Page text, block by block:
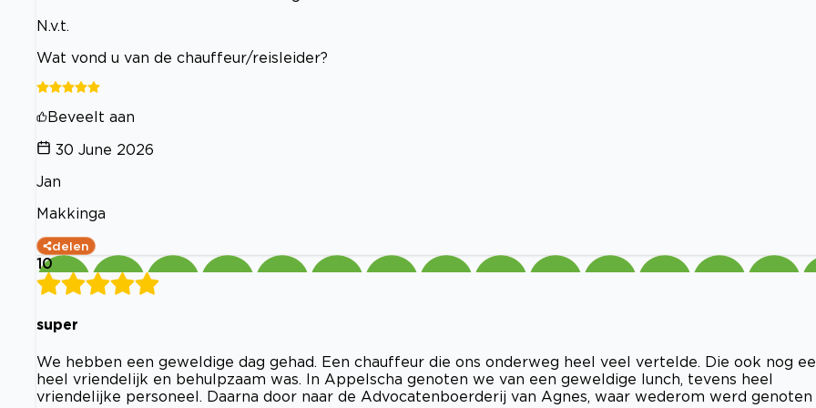
N.v.t.
Wat vond u van de chauffeur/reisleider?
Beveelt aan
30 June 2026
Jan
Makkinga
delen
10
super
We hebben een geweldige dag gehad. Een chauffeur die ons onderweg heel veel vertelde. Die ook nog
heel vriendelijk en behulpzaam was. In Appelscha genoten we van een geweldige lunch, tevens heel
vriendelijke personeel. Daarna door naar de Advocatenboerderij van Agnes, waar wederom werd genoten